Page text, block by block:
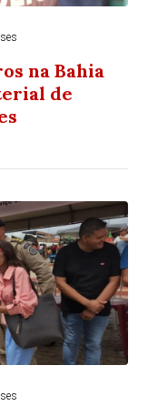
na Bahia
de